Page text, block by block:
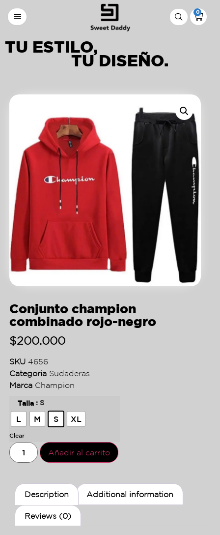
0
TU ESTILO,
TU DISEÑO.
Conjunto champion
combinado rojo-negro
$200.000
SKU 4656
Categoria Sudaderas
Marca Champion
Talla : S
L M S XL
Clear
Añadir al carrito
Description Additional information
Reviews (0)